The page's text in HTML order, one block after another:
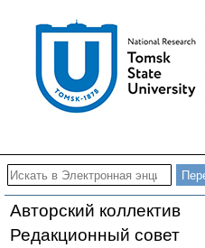
Авторский коллектив
Редакционный совет